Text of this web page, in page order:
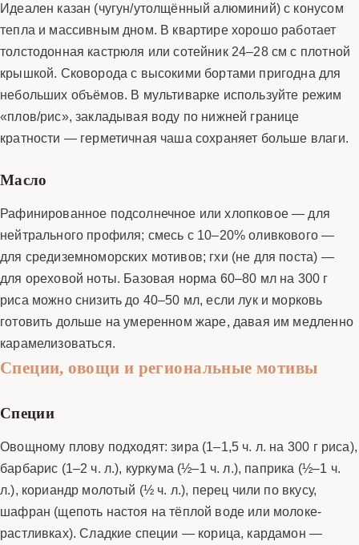
Идеален казан (чугун/утолщённый алюминий) с конусом
тепла и массивным дном. В квартире хорошо работает
толстодонная кастрюля или сотейник 24–28 см с плотной
крышкой. Сковорода с высокими бортами пригодна для
небольших объёмов. В мультиварке используйте режим
«плов/рис», закладывая воду по нижней границе
кратности — герметичная чаша сохраняет больше влаги.
Масло
Рафинированное подсолнечное или хлопковое — для
нейтрального профиля; смесь с 10–20% оливкового —
для средиземноморских мотивов; гхи (не для поста) —
для ореховой ноты. Базовая норма 60–80 мл на 300 г
риса можно снизить до 40–50 мл, если лук и морковь
готовить дольше на умеренном жаре, давая им медленно
карамелизоваться.
Специи, овощи и региональные мотивы
Специи
Овощному плову подходят: зира (1–1,5 ч. л. на 300 г риса),
барбарис (1–2 ч. л.), куркума (½–1 ч. л.), паприка (½–1 ч.
л.), кориандр молотый (½ ч. л.), перец чили по вкусу,
шафран (щепоть настоя на тёплой воде или молоке-
растливках). Сладкие специи — корица, кардамон —